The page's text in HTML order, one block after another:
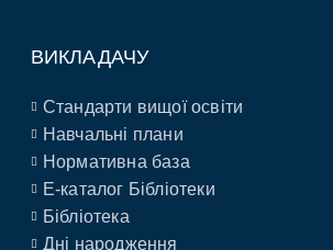
ВИКЛАДАЧУ
Стандарти вищої освіти
Навчальні плани
Нормативна база
E-каталог Бібліотеки
Бібліотека
Дні народження